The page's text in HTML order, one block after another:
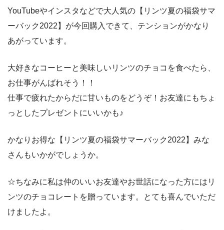
YouTubeやインスタなどで大人気の【リンツ夏の福袋サマ
ーバック2022】が今回購入できて、テンションがかなり
あがっています。
大好きなコーヒーと美味しいリンツのチョコを食べたら、
お仕事がんばれそう！！
仕事で疲れたからだに甘いものをどうぞ！お友達にもちょ
っとしたプレゼントにいいかも♪
かなりお得な【リンツ夏の福袋サマーバック2022】みな
さんもいかがでしょうか。
☆ちなみに私は仲のいいお友達やお世話になった方にはリ
ンツのチョコレートを贈っています。とても喜んでいただ
けましたよ。